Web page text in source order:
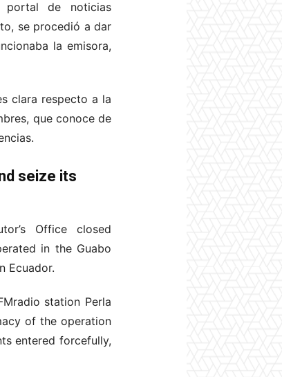
de noticias
se procedió a dar
la emisora,
clara respecto a la
que conoce de
seize its
Office closed
in the Guabo
Ecuador.
station Perla
of the operation
entered forcefully,